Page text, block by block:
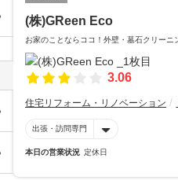
(株)GReen Eco
お家のことならココ！外壁・墓石クリー
3.06
住宅リフォーム・リノベーション
出張・訪問専門
本日の営業状況 定休日
修理